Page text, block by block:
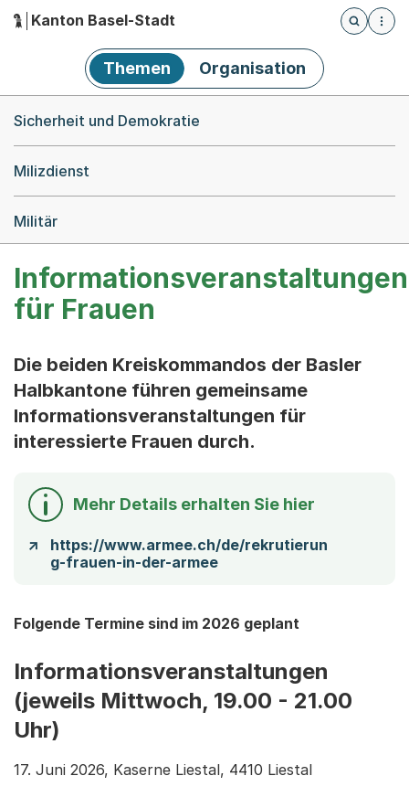
Hauptnavigation
Kanton Basel-Stadt
Öffnet
Themen Organisation
Sicherheit und Demokratie
Milizdienst
Militär
Informationsveranstaltungen
für Frauen
Die beiden Kreiskommandos der Basler
Halbkantone führen gemeinsame
Informationsveranstaltungen für
interessierte Frauen durch.
Mehr Details erhalten Sie hier
https://www.armee.ch/de/rekrutierun
g-frauen-in-der-armee
Folgende Termine sind im 2026 geplant
Informationsveranstaltungen
(jeweils Mittwoch, 19.00 - 21.00
Uhr)
17. Juni 2026, Kaserne Liestal, 4410 Liestal